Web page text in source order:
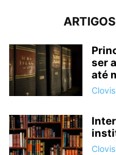
ser
até